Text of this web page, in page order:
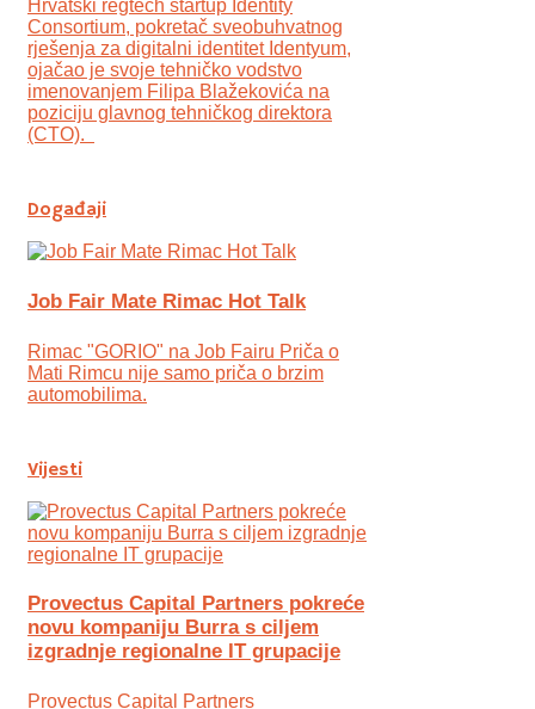
Hrvatski regtech startup Identity
Consortium, pokretač sveobuhvatnog
rješenja za digitalni identitet Identyum,
ojаčao je svoje tehničko vodstvo
imenovanjem Filipa Blažekovića na
poziciju glavnog tehničkog direktora
(CTO).
Događaji
Job Fair Mate Rimac Hot Talk
Rimac "GORIO" na Job Fairu Priča o
Mati Rimcu nije samo priča o brzim
automobilima.
Vijesti
Provectus Capital Partners pokreće
novu kompaniju Burra s ciljem
izgradnje regionalne IT grupacije
Provectus Capital Partners